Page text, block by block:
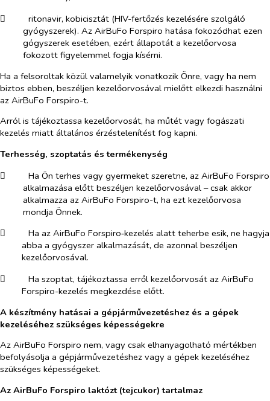
​
ritonavir, kobicisztát (HIV-fertőzés kezelésére szolgáló
gyógyszerek). Az AirBuFo Forspiro hatása fokozódhat ezen
gógyszerek esetében, ezért állapotát a kezelőorvosa
fokozott figyelemmel fogja kísérni.
Ha a felsoroltak közül valamelyik vonatkozik Önre, vagy ha nem
biztos ebben, beszéljen kezelőorvosával mielőtt elkezdi használni
az AirBuFo Forspiro-t.
Arról is tájékoztassa kezelőorvosát, ha műtét vagy fogászati
kezelés miatt általános érzéstelenítést fog kapni.
Terhesség, szoptatás és termékenység
​
Ha Ön terhes vagy gyermeket szeretne, az AirBuFo Forspiro
alkalmazása előtt beszéljen kezelőorvosával – csak akkor
alkalmazza az AirBuFo Forspiro-t, ha ezt kezelőorvosa
mondja Önnek.
​
Ha az AirBuFo Forspiro‑kezelés alatt teherbe esik, ne hagyja
abba a gyógyszer alkalmazását, de azonnal beszéljen
kezelőorvosával.
​
Ha szoptat, tájékoztassa erről kezelőorvosát az AirBuFo
Forspiro-kezelés megkezdése előtt.
A készítmény hatásai a gépjárművezetéshez és a gépek
kezeléséhez szükséges képességekre
Az AirBuFo Forspiro nem, vagy csak elhanyagolható mértékben
befolyásolja a gépjárművezetéshez vagy a gépek kezeléséhez
szükséges képességeket.
Az AirBuFo Forspiro laktózt (tejcukor) tartalmaz